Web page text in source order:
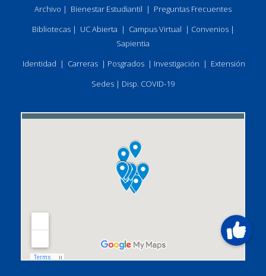
Archivo | Bienestar Estudiantil | Preguntas Frecuentes
Bibliotecas| UC Abierta | Campus Virtual | Convenios|
Sapientia
Identidad | Carreras | Posgrados | Investigación | Extensión
Sedes | Disp. COVID-19